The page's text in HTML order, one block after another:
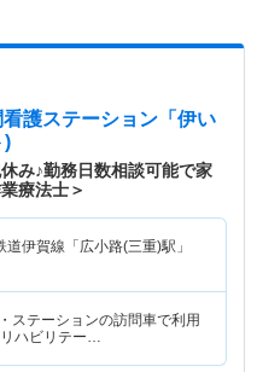
看護ステーション「伊い
)
み♪勤務日数相談可能で家
療法士＞
道伊賀線「広小路(三重)駅」
ステーションの訪問車で利用
ハビリテー…